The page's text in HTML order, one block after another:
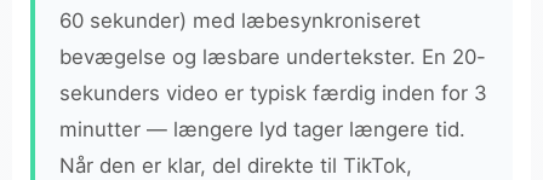
60 sekunder) med læbesynkroniseret
bevægelse og læsbare undertekster. En 20-
sekunders video er typisk færdig inden for 3
minutter — længere lyd tager længere tid.
Når den er klar, del direkte til TikTok,